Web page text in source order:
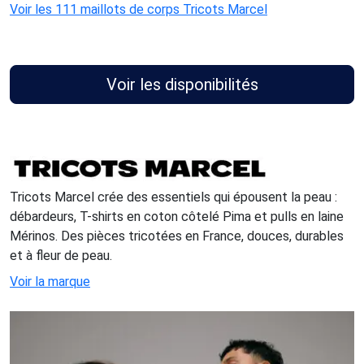
Voir les 111 maillots de corps Tricots Marcel
Voir les disponibilités
Tricots Marcel crée des essentiels qui épousent la peau :
débardeurs, T-shirts en coton côtelé Pima et pulls en laine
Mérinos. Des pièces tricotées en France, douces, durables
et à fleur de peau.
Voir la marque